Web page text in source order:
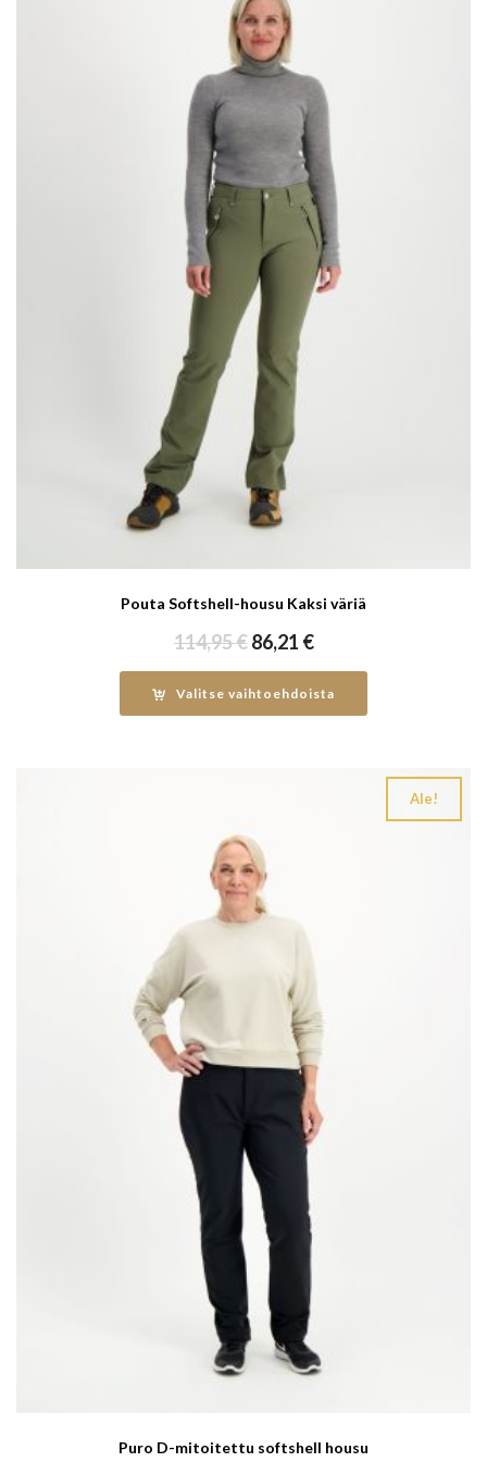
Pouta Softshell-housu Kaksi väriä
114,95€ Alkuperäinen
oli:
114,95 €.
86,21 €Nykyinen
on:
86,21 €.
Valitse vaihtoehdoista
Ale!
Puro D-mitoitettu softshell housu